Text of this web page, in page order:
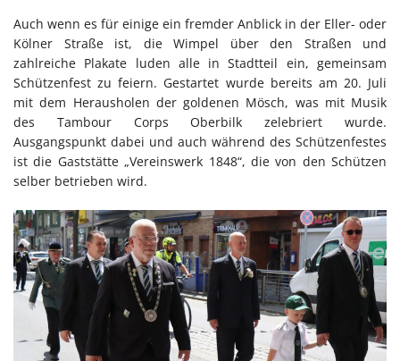
Auch wenn es für einige ein fremder Anblick in der Eller- oder
Kölner Straße ist, die Wimpel über den Straßen und
zahlreiche Plakate luden alle in Stadtteil ein, gemeinsam
Schützenfest zu feiern. Gestartet wurde bereits am 20. Juli
mit dem Herausholen der goldenen Mösch, was mit Musik
des Tambour Corps Oberbilk zelebriert wurde.
Ausgangspunkt dabei und auch während des Schützenfestes
ist die Gaststätte „Vereinswerk 1848“, die von den Schützen
selber betrieben wird.